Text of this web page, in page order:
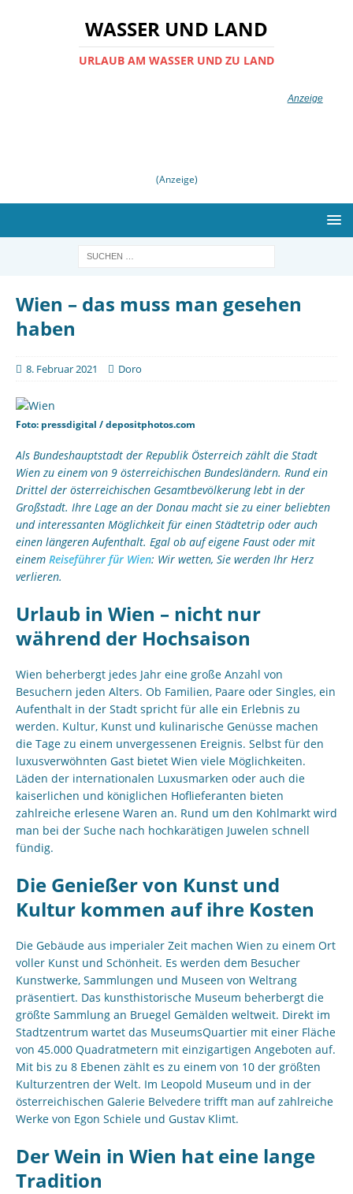
WASSER UND LAND
URLAUB AM WASSER UND ZU LAND
(Anzeige)
Wien – das muss man gesehen
haben
8. Februar 2021 Doro
Foto: pressdigital / depositphotos.com
Als Bundeshauptstadt der Republik Österreich zählt die Stadt
Wien zu einem von 9 österreichischen Bundesländern. Rund ein
Drittel der österreichischen Gesamtbevölkerung lebt in der
Großstadt. Ihre Lage an der Donau macht sie zu einer beliebten
und interessanten Möglichkeit für einen Städtetrip oder auch
einen längeren Aufenthalt. Egal ob auf eigene Faust oder mit
einem Reiseführer für Wien: Wir wetten, Sie werden Ihr Herz
verlieren.
Urlaub in Wien – nicht nur
während der Hochsaison
Wien beherbergt jedes Jahr eine große Anzahl von
Besuchern jeden Alters. Ob Familien, Paare oder Singles, ein
Aufenthalt in der Stadt spricht für alle ein Erlebnis zu
werden. Kultur, Kunst und kulinarische Genüsse machen
die Tage zu einem unvergessenen Ereignis. Selbst für den
luxusverwöhnten Gast bietet Wien viele Möglichkeiten.
Läden der internationalen Luxusmarken oder auch die
kaiserlichen und königlichen Hoflieferanten bieten
zahlreiche erlesene Waren an. Rund um den Kohlmarkt wird
man bei der Suche nach hochkarätigen Juwelen schnell
fündig.
Die Genießer von Kunst und
Kultur kommen auf ihre Kosten
Die Gebäude aus imperialer Zeit machen Wien zu einem Ort
voller Kunst und Schönheit. Es werden dem Besucher
Kunstwerke, Sammlungen und Museen von Weltrang
präsentiert. Das kunsthistorische Museum beherbergt die
größte Sammlung an Bruegel Gemälden weltweit. Direkt im
Stadtzentrum wartet das MuseumsQuartier mit einer Fläche
von 45.000 Quadratmetern mit einzigartigen Angeboten auf.
Mit bis zu 8 Ebenen zählt es zu einem von 10 der größten
Kulturzentren der Welt. Im Leopold Museum und in der
österreichischen Galerie Belvedere trifft man auf zahlreiche
Werke von Egon Schiele und Gustav Klimt.
Der Wein in Wien hat eine lange
Tradition